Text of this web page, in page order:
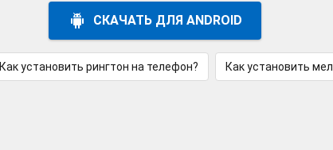
СКАЧАТЬ ДЛЯ ANDROID
Как установить рингтон на телефон? Как установить